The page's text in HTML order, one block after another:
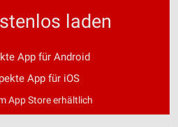
laden
App für Android
App für iOS
App Store erhältlich